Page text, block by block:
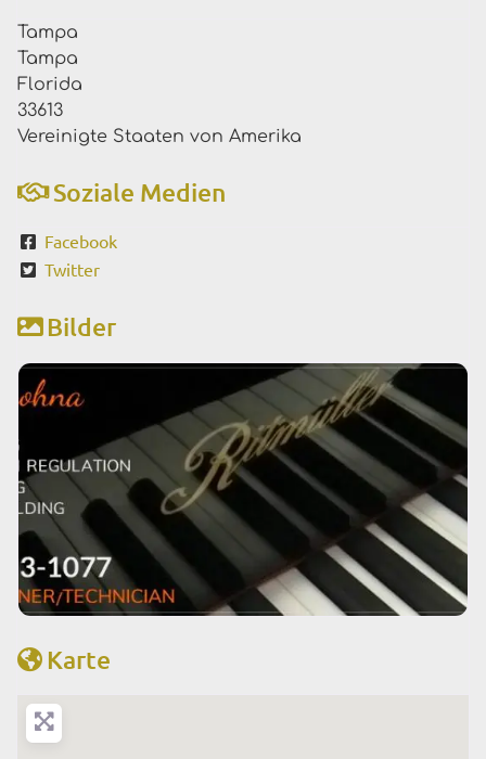
Tampa
Tampa
Florida
33613
Vereinigte Staaten von Amerika
Soziale Medien
Facebook
Twitter
Bilder
Karte